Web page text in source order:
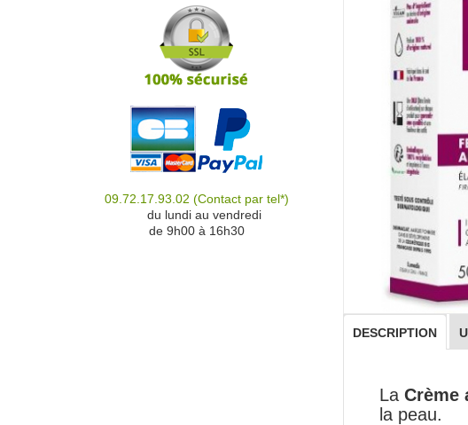
DESCRIPTION
La Crème
la peau.
09.72.17.93.02 (Contact par tel*)
du lundi au vendredi
de 9h00 à 16h30